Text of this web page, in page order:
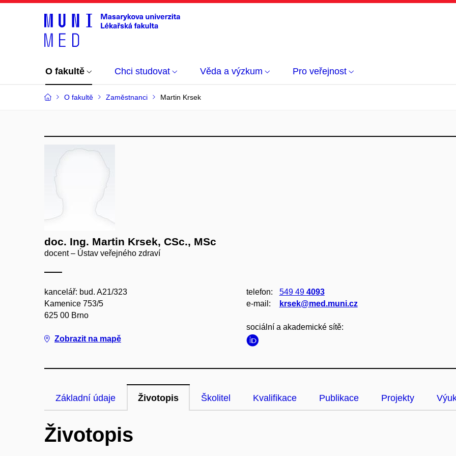
O fakultě Chci studovat Věda a výzkum Pro veřejnost
O fakultě Zaměstnanci Martin Krsek
doc. Ing. Martin Krsek, CSc., MSc
docent – Ústav veřejného zdraví
kancelář: bud. A21/323
Kamenice 753/5
625 00 Brno
Zobrazit na mapě
telefon: 549 49 4093
e‑mail:
krsek@med.muni.cz
sociální a akademické sítě:
Základní údaje Životopis Školitel Kvalifikace Publikace Projekty
Životopis